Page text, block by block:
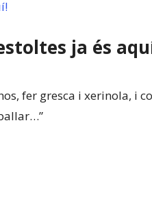
ja és
fer gresca i xerinola, i